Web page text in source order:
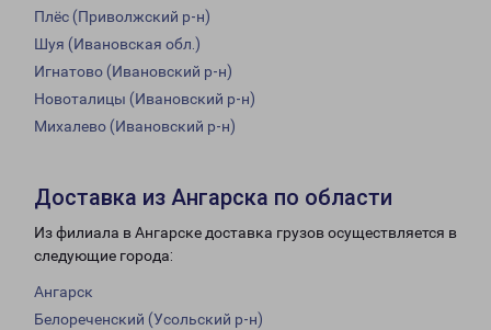
Плёс (Приволжский р-н)
Шуя (Ивановская обл.)
Игнатово (Ивановский р-н)
Новоталицы (Ивановский р-н)
Михалево (Ивановский р-н)
Доставка из Ангарска по области
Из филиала в Ангарске доставка грузов осуществляется в
следующие города:
Ангарск
Белореченский (Усольский р-н)